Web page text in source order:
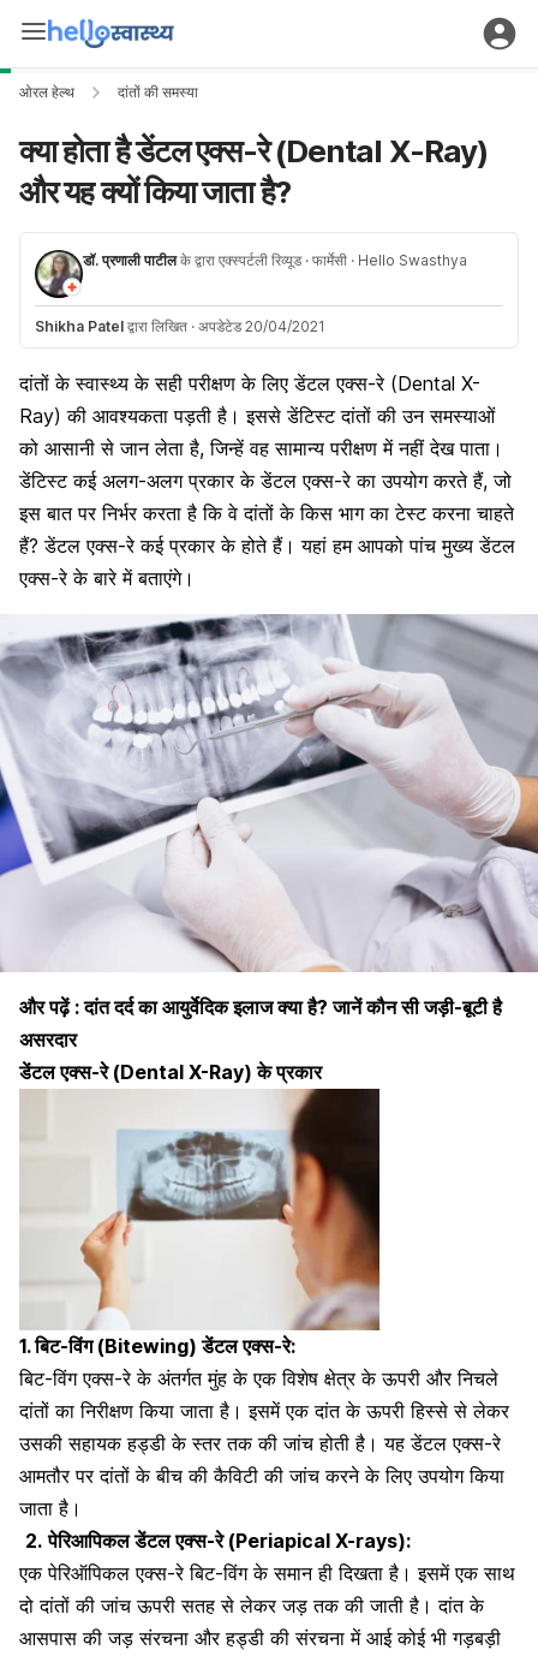
ओरल हेल्थ दांतों की समस्या
क्या होता है डेंटल एक्स-रे (Dental X-Ray)
और यह क्यों किया जाता है?
डॉ. प्रणाली पाटीलके द्वारा एक्स्पर्टली रिव्यूड · फार्मेसी · Hello Swasthya
Shikha Patel द्वारा लिखित · अपडेटेड 20/04/2021
दांतों के स्वास्थ्य के सही परीक्षण के लिएडेंटल एक्स-रे (Dental X-
Ray) की आवश्यकता पड़ती है। इससे डेंटिस्ट दांतों की उन समस्याओं
को आसानी से जान लेता है, जिन्हें वह सामान्य परीक्षण में नहीं देख पाता।
डेंटिस्ट कई अलग-अलग प्रकार के डेंटल एक्स-रे का उपयोग करते हैं, जो
इस बात पर निर्भर करता है कि वे दांतों के किस भाग का टेस्ट करना चाहते
हैं? डेंटल एक्स-रे कई प्रकार के होते हैं। यहां हम आपको पांच मुख्य डेंटल
एक्स-रे के बारे में बताएंगे।
और पढ़ें :दांत दर्द का आयुर्वेदिक इलाज क्या है? जानें कौन सी जड़ी-बूटी है
असरदार
डेंटल एक्स-रे (Dental X-Ray)के प्रकार
1. बिट-विंग (Bitewing) डेंटल एक्स-रे:
बिट-विंग एक्स-रे के अंतर्गतमुंह के एक विशेष क्षेत्र के ऊपरी और निचले
दांतों का निरीक्षण किया जाता है। इसमें एक दांत के ऊपरी हिस्से से लेकर
उसकी सहायक हड्डी के स्तर तक की जांच होती है। यह डेंटल एक्स-रे
आमतौर पर दांतों के बीच कीकैविटी की जांच करने के लिए उपयोग किया
जाता है।
2. पेरिआपिकल डेंटल एक्स-रे (Periapical X-rays):
एक पेरिऑपिकल एक्स-रे बिट-विंग के समान ही दिखता है। इसमें एक साथ
दो दांतों की जांच ऊपरी सतह से लेकर जड़ तक की जाती है। दांत के
आसपास की जड़ संरचना और हड्डी की संरचना में आई कोई भी गड़बड़ी